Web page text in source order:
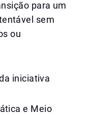
para um
sem
ou
iniciativa
e Meio